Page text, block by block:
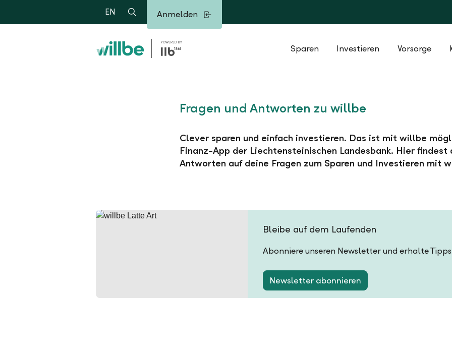
EN Suche Anmelden
Sparen Investieren Vorsorge
Fragen und Antworten zu willbe
Clever sparen und einfach investieren. Das ist mit willbe
Finanz-App der Liechtensteinischen Landesbank. Hier findest
Antworten auf deine Fragen zum Sparen und Investieren mit
Bleibe auf dem Laufenden
Abonniere unseren Newsletter und erhalte
Newsletter abonnieren